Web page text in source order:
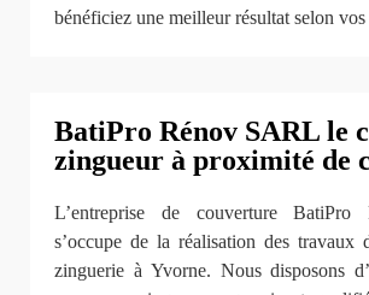
bénéficiez une meilleur résultat selon vos
BatiPro Rénov SARL le
zingueur à proximité de
L’entreprise de couverture
s’occupe de la réalisation des travaux
zinguerie à Yvorne. Nous disposons